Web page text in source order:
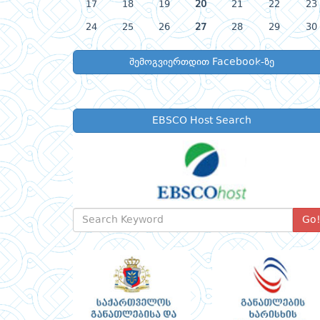
17 18 19 20 21 22 23
24 25 26 27 28 29 30
შემოგვიერთდით Facebook-ზე
EBSCO Host Search
Go!